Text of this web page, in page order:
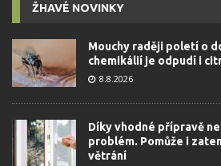
ŽHAVÉ NOVINKY
Mouchy raději poletí o
chemikálií je odpudí i
8.8.2026
Díky vhodné přípravě
problém. Pomůže i
větrání